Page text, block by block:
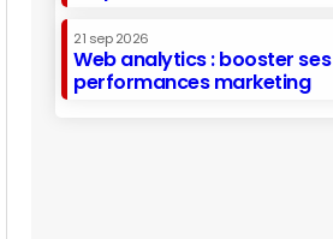
21 sep 2026
Web analytics : booster ses
performances marketing